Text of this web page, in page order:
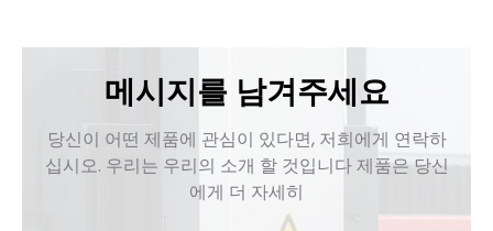
진 침대를 보장합니다.기계 기름 1) 광속 구조는 고강도,
corrison 방지 및 항산화제로, 절단 속도를 향상시켰습니
다. […]
메시지를 남겨주세요
당신이 어떤 제품에 관심이 있다면, 저희에게 연락하
십시오. 우리는 우리의 소개 할 것입니다 제품은 당신
에게 더 자세히